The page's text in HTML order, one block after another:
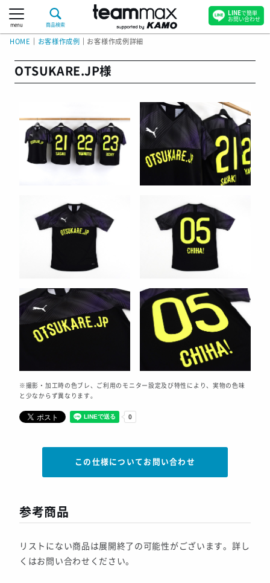
menu 商品検索
HOME お客様作成例 お客様作成例詳細
OTSUKARE.JP様
※撮影・加工時の色ブレ、ご利用のモニター設定及び特性により、実物の色味
と少なからず異なります。
この仕様についてお問い合わせ
参考商品
リストにない商品は展開終了の可能性がございます。詳し
くはお問い合わせください。
LINEで簡単
お問い合わせ